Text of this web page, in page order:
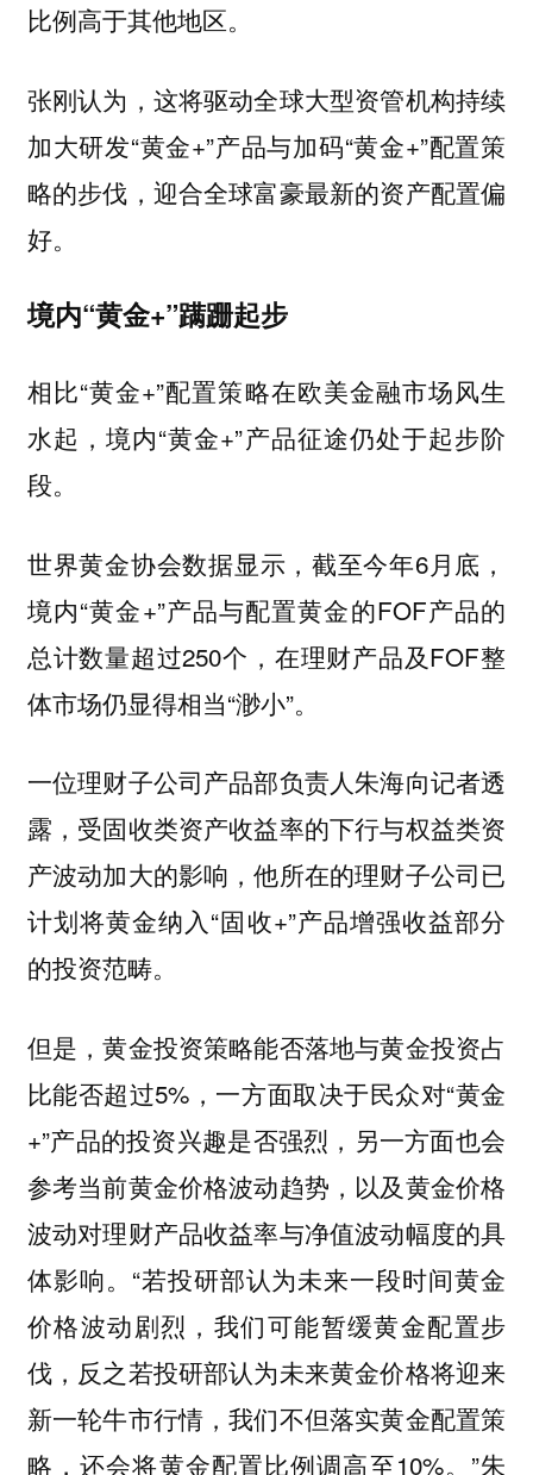
比例高于其他地区。
张刚认为，这将驱动全球大型资管机构持续
加大研发“黄金+”产品与加码“黄金+”配置策
略的步伐，迎合全球富豪最新的资产配置偏
好。
境内“黄金+”蹒跚起步
相比“黄金+”配置策略在欧美金融市场风生
水起，境内“黄金+”产品征途仍处于起步阶
段。
世界黄金协会数据显示，截至今年6月底，
境内“黄金+”产品与配置黄金的FOF产品的
总计数量超过250个，在理财产品及FOF整
体市场仍显得相当“渺小”。
一位理财子公司产品部负责人朱海向记者透
露，受固收类资产收益率的下行与权益类资
产波动加大的影响，他所在的理财子公司已
计划将黄金纳入“固收+”产品增强收益部分
的投资范畴。
但是，黄金投资策略能否落地与黄金投资占
比能否超过5%，一方面取决于民众对“黄金
+”产品的投资兴趣是否强烈，另一方面也会
参考当前黄金价格波动趋势，以及黄金价格
波动对理财产品收益率与净值波动幅度的具
体影响。“若投研部认为未来一段时间黄金
价格波动剧烈，我们可能暂缓黄金配置步
伐，反之若投研部认为未来黄金价格将迎来
新一轮牛市行情，我们不但落实黄金配置策
略，还会将黄金配置比例调高至10%。”朱